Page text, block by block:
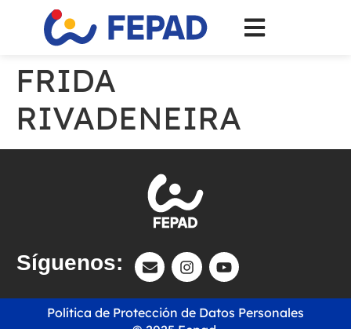
FRIDA
RIVADENEIRA
Síguenos:
Política de Protección de Datos Personales